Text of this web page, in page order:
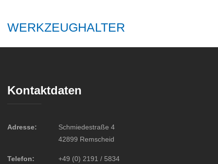
WERKZEUGHALTER
Kontaktdaten
Adresse:
Schmiedestraße 4
42899 Remscheid
Telefon:
+49 (0) 2191 / 5834